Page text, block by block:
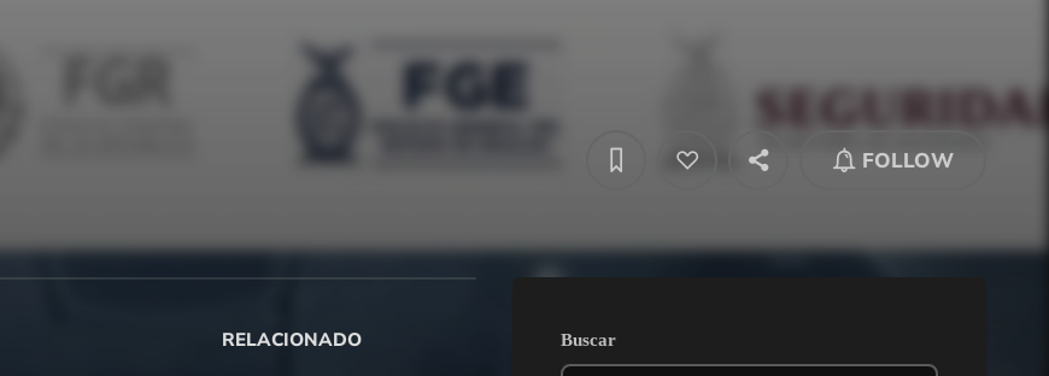
FOLLOW
RELACIONADO Buscar